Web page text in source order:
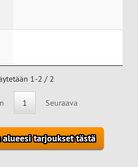
1-2 / 2
1 Seuraava
tarjoukset tästä